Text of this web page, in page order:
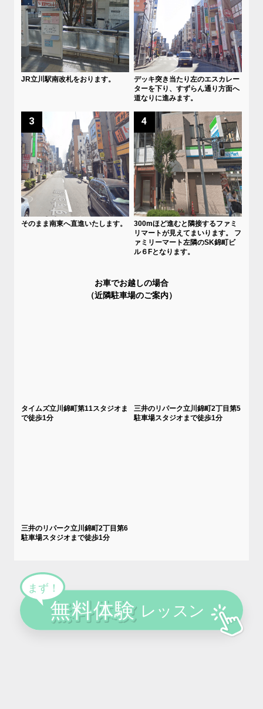
JR立川駅南改札をおります。
デッキ突き当たり左のエスカレー
ターを下り、すずらん通り方面へ
道なりに進みます。
3
そのまま南東へ直進いたします。
4
300mほど進むと隣接するファミ
リマートが見えてまいります。 フ
ァミリーマート左隣のSK錦町ビ
ル６Fとなります。
お車でお越しの場合
（近隣駐車場のご案内）
タイムズ立川錦町第11スタジオま
で徒歩1分
三井のリパーク立川錦町2丁目第5
駐車場スタジオまで徒歩1分
三井のリパーク立川錦町2丁目第6
駐車場スタジオまで徒歩1分